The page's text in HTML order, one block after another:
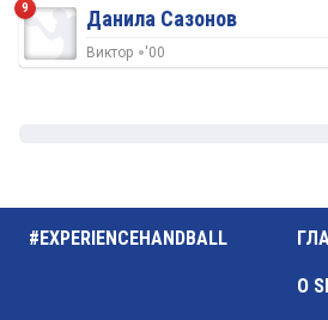
9 Данила Сазонов
Виктор '00
#EXPERIENCEHANDBALL
О